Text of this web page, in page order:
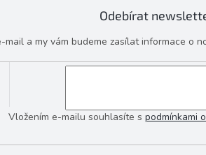
Odebírat
mail a my vám budeme zasílat informace o
Vložením e-mailu souhlasíte s podmínkami